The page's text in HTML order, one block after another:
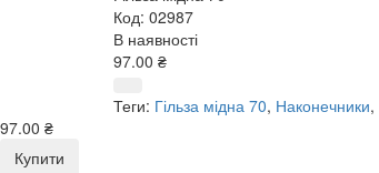
Код: 02987
В наявності
97.00 ₴
Теги: Гільза мідна 70, Наконечники,
97.00 ₴
Купити